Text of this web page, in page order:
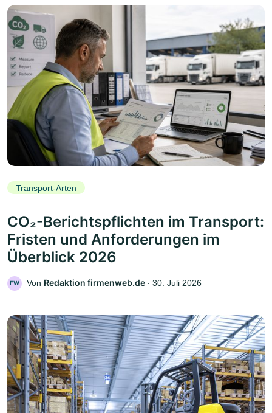
Transport-Arten
CO₂-Berichtspflichten im Transport:
Fristen und Anforderungen im
Überblick 2026
FW Von Redaktion firmenweb.de ‧ 30. Juli 2026